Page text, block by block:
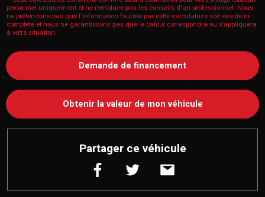
personnel uniquement et ne remplace pas les conseils d'un professionnel. Nous
ne prétendons pas que l'information fournie par cette calculatrice soit exacte ni
complète et nous ne garantissons pas que le calcul correspondra ou s’appliquera
à votre situation.
Demande de financement
Obtenir la valeur de mon véhicule
Partager ce véhicule